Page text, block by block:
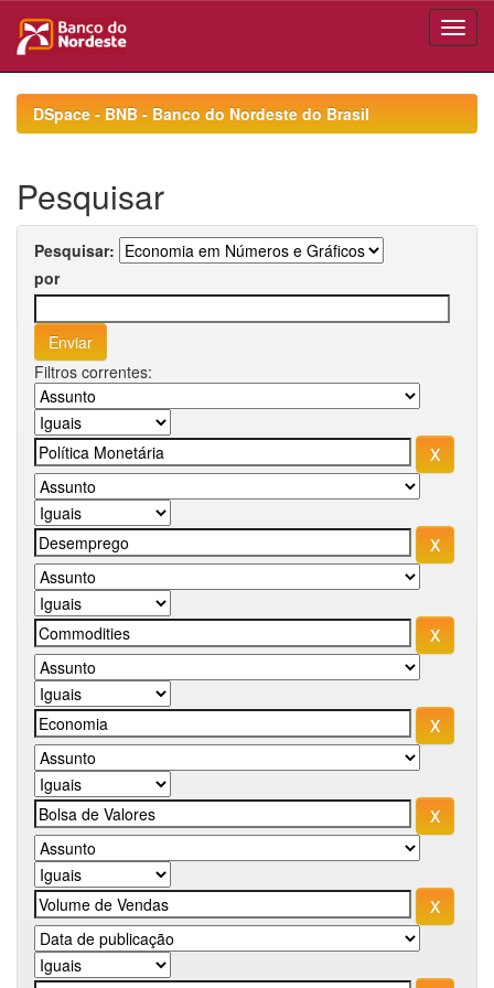
navigationDSpace - BNB - Banco do Nordeste do Brasil
Pesquisar
Pesquisar:
por
Filtros correntes: